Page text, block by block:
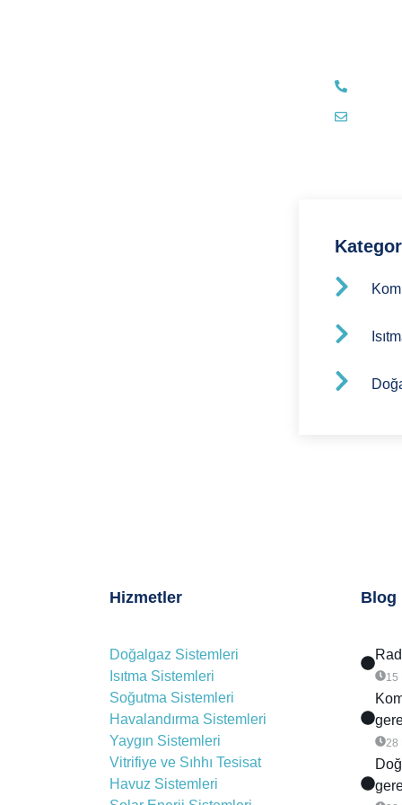
Hizmetler
Doğalgaz Sistemleri
Isıtma Sistemleri
Soğutma Sistemleri
Havalandırma Sistemleri
Yaygın Sistemleri
Vitrifiye ve Sıhhı Tesisat
Havuz Sistemleri
Blog
15
28